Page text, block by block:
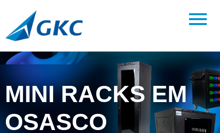
MINI RACKS EM
OSASCO